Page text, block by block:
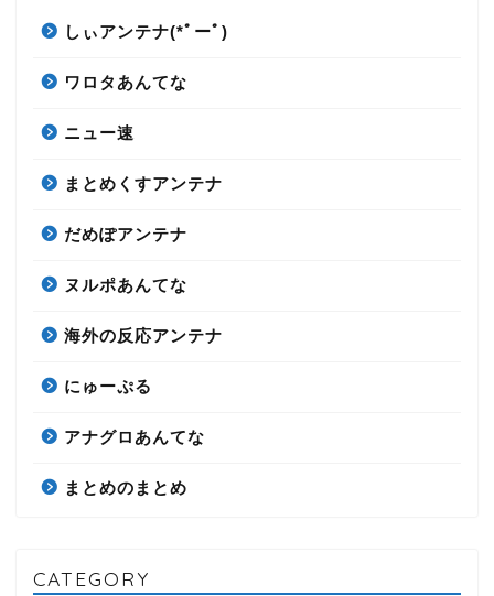
しぃアンテナ(*ﾟーﾟ)
ワロタあんてな
ニュー速
まとめくすアンテナ
だめぽアンテナ
ヌルポあんてな
海外の反応アンテナ
にゅーぷる
アナグロあんてな
まとめのまとめ
CATEGORY